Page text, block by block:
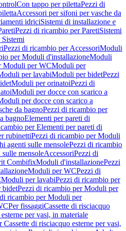
Con tappo per pilettaPezzi di
Accessori per sifoni per vasche da
idriciSistemi di installazione e
Pezzi di ricambio per ParetiSistemi
Pezzi di ricambio per AccessoriModuli
per Moduli d'installazioneModuli
Moduli per WCModuli per
per lavabiModuli per bidetPezzi
Moduli per orinatoiPezzi di
Moduli per docce con scarico a
per docce con scarico a
da bagnoPezzi di ricambio per
bagnoElementi per pareti di
per Elementi per pareti di
rubinettiPezzi di ricambio per Moduli
agenti sulle mensolePezzi di ricambio
mensoleAccessoriPezzi di
CombifixModuli d'installazionePezzi
Moduli per WCPezzi di
Moduli per lavabiPezzi di ricambio per
bidetPezzi di ricambio per Moduli per
ricambio per Moduli per
Per fissaggiCassette di risciacquo
per vasi, in materiale
di risciacquo esterne per vasi,